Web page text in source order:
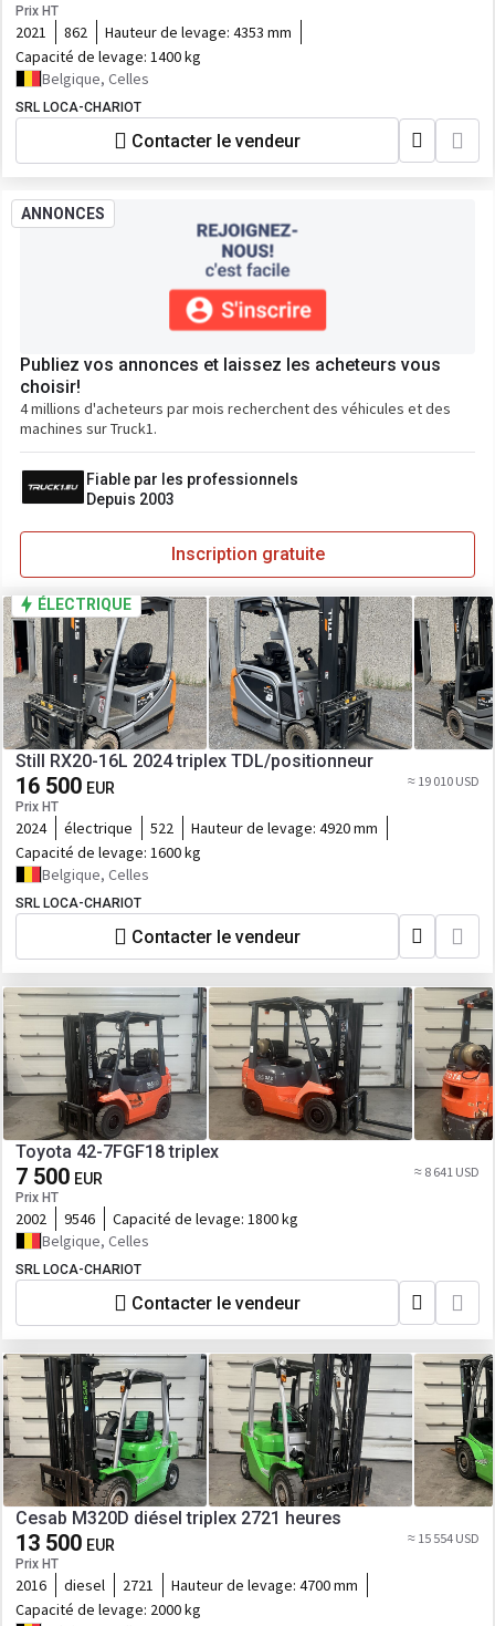
Prix HT
2021 862 Hauteur de levage: 4353 mm
Capacité de levage: 1400 kg
Belgique, Celles
SRL LOCA-CHARIOT
Contacter le vendeur
ANNONCES
Publiez vos annonces et laissez les acheteurs vous
choisir!
4 millions d'acheteurs par mois recherchent des véhicules et des
machines sur Truck1.
Fiable par les professionnels
Depuis 2003
Inscription gratuite
ÉLECTRIQUE
Still RX20-16L 2024 triplex TDL/positionneur
16 500 EUR
Prix HT
≈ 19 010 USD
2024 électrique 522 Hauteur de levage: 4920 mm
Capacité de levage: 1600 kg
Belgique, Celles
SRL LOCA-CHARIOT
Contacter le vendeur
Toyota 42-7FGF18 triplex
7 500 EUR
Prix HT
≈ 8 641 USD
2002 9546 Capacité de levage: 1800 kg
Belgique, Celles
SRL LOCA-CHARIOT
Contacter le vendeur
Cesab M320D diésel triplex 2721 heures
13 500 EUR
Prix HT
≈ 15 554 USD
2016 diesel 2721 Hauteur de levage: 4700 mm
Capacité de levage: 2000 kg